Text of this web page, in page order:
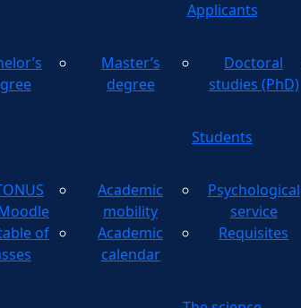
Applicants
Master’s
degree
Doctoral
studies (PhD)
Students
of
Academic
mobility
Academic
calendar
Psychological
service
Requisites